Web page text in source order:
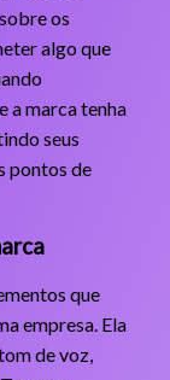
os
algo que
a marca tenha
seus
pontos de
que
empresa. Ela
de voz,